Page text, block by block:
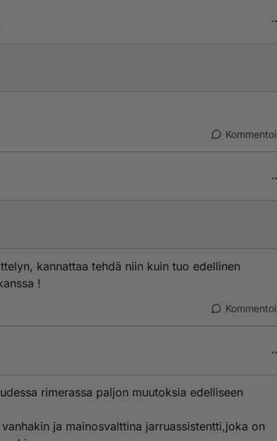
Kommentoi
kannattaa tehdä niin kuin tuo edellinen
!
Kommentoi
rimerassa paljon muutoksia edelliseen
ja mainosvalttina jarruassistentti,joka on